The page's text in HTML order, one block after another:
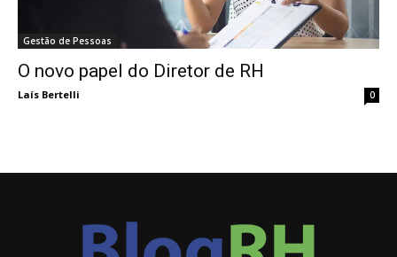
Gestão de Pessoas
O novo papel do Diretor de RH
Laís Bertelli 0